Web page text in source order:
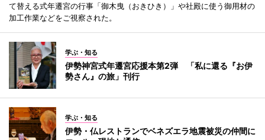
て替える式年遷宮の行事「御木曳（おきひき）」や社殿に使う御用材の
加工作業などをご視察された。
学ぶ・知る
伊勢神宮式年遷宮応援本第2弾 「私に還る『お伊
勢さん』の旅」刊行
学ぶ・知る
伊勢・仏レストランでベネズエラ地震被災の仲間に